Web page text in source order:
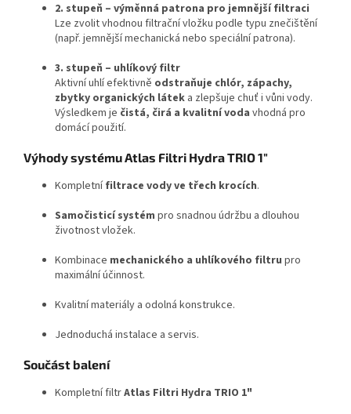
2. stupeň – výměnná patrona pro jemnější filtraci
Lze zvolit vhodnou filtrační vložku podle typu znečištění
(např. jemnější mechanická nebo speciální patrona).
3. stupeň – uhlíkový filtr
Aktivní uhlí efektivně odstraňuje chlór, zápachy,
zbytky organických látek a zlepšuje chuť i vůni vody.
Výsledkem je čistá, čirá a kvalitní voda vhodná pro
domácí použití.
Výhody systému Atlas Filtri Hydra TRIO 1"
Kompletnífiltrace vody ve třech krocích.
Samočisticí systém pro snadnou údržbu a dlouhou
životnost vložek.
Kombinace mechanického a uhlíkového filtru pro
maximální účinnost.
Kvalitní materiály a odolná konstrukce.
Jednoduchá instalace a servis.
Součást balení
Kompletní filtrAtlas Filtri Hydra TRIO 1"